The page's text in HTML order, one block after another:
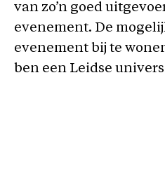
van zo’n goed
evenement. De
evenement bij te
ben een Leidse